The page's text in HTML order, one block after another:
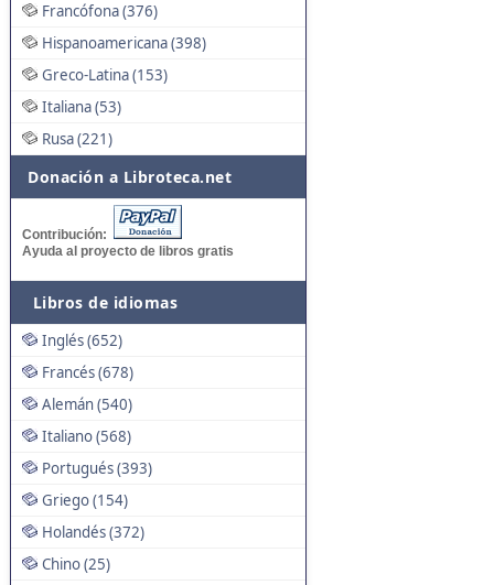
Francófona (376)
Hispanoamericana (398)
Greco-Latina (153)
Italiana (53)
Rusa (221)
Donación a Libroteca.net
Contribución:
Ayuda al proyecto de libros gratis
Libros de idiomas
Inglés (652)
Francés (678)
Alemán (540)
Italiano (568)
Portugués (393)
Griego (154)
Holandés (372)
Chino (25)